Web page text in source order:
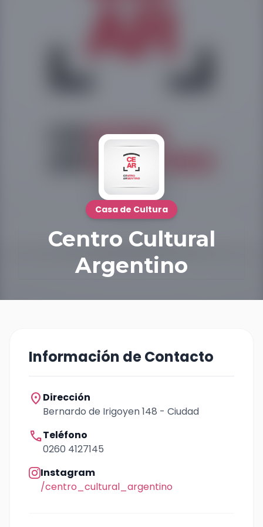
Casa de Cultura
Centro Cultural
Argentino
Información de Contacto
location_on Dirección
Bernardo de Irigoyen 148 - Ciudad
callTeléfono
0260 4127145
Instagram
/centro_cultural_argentino